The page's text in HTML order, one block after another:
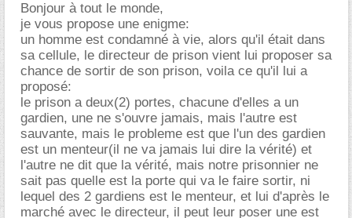
Bonjour à tout le monde,
je vous propose une enigme:
un homme est condamné à vie, alors qu'il était dans
sa cellule, le directeur de prison vient lui proposer sa
chance de sortir de son prison, voila ce qu'il lui a
proposé:
le prison a deux(2) portes, chacune d'elles a un
gardien, une ne s'ouvre jamais, mais l'autre est
sauvante, mais le probleme est que l'un des gardien
est un menteur(il ne va jamais lui dire la vérité) et
l'autre ne dit que la vérité, mais notre prisonnier ne
sait pas quelle est la porte qui va le faire sortir, ni
lequel des 2 gardiens est le menteur, et lui d'après le
marché avec le directeur, il peut leur poser une est